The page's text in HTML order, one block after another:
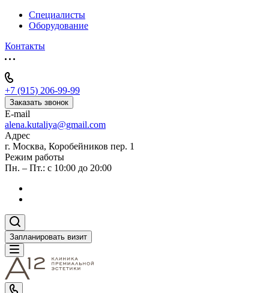
Специалисты
Оборудование
Контакты
+7 (915) 206-99-99
Заказать звонок
E-mail
alena.kutaliya@gmail.com
Адрес
г. Москва, Коробейников пер. 1
Режим работы
Пн. – Пт.: с 10:00 до 20:00
Запланировать визит